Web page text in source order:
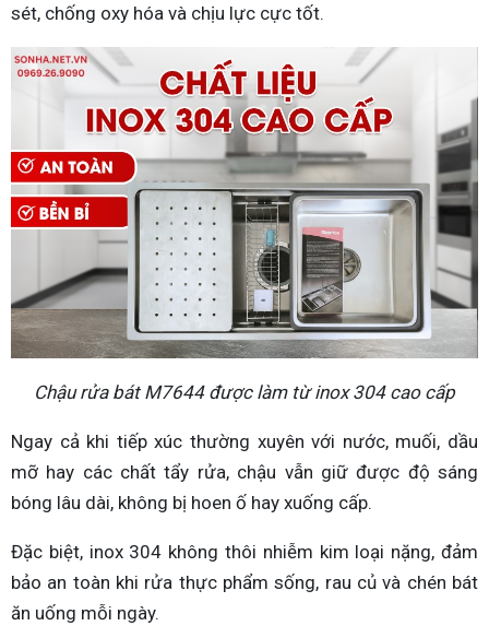
sét, chống oxy hóa và chịu lực cực tốt.
Chậu rửa bát M7644 được làm từ inox 304 cao cấp
Ngay cả khi tiếp xúc thường xuyên với nước, muối, dầu
mỡ hay các chất tẩy rửa, chậu vẫn giữ được độ sáng
bóng lâu dài, không bị hoen ố hay xuống cấp.
Đặc biệt, inox 304 không thôi nhiễm kim loại nặng, đảm
bảo an toàn khi rửa thực phẩm sống, rau củ và chén bát
ăn uống mỗi ngày.